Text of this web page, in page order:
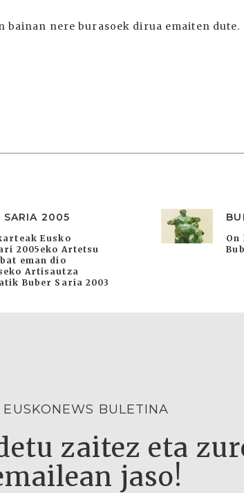
bainan nere burasoek dirua emaiten dute.
SARIA 2005
Eusko
2005eko Artetsu
eman dio
Artisautza
Buber Saria 2003
On
EUSKONEWS BULETINA
zaitez eta
jaso!